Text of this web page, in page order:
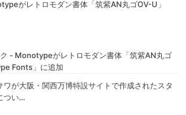
がレトロモダン書体「筑紫AN丸ゴOV-U」
ワが大阪・関西万博特設サイトで作成されたスタ
つい…